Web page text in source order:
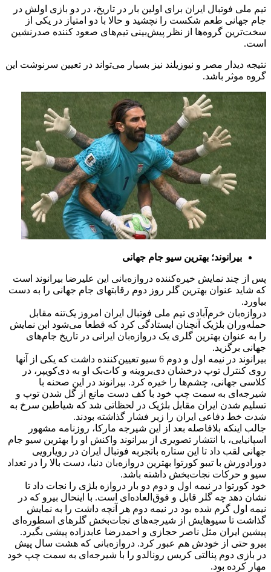
تیم ملی فوتبال ایران برای اولین بار در تاریخ، در دو بازی اولش در
جام جهانی طعم شکست را نچشید و حالا با دو امتیاز در یکی از
سخت‌ترین گروه‌ها از نظر پیش‌بینی تیم‌های صعود کننده صدرنشین
است.
نتیجه دیدار مصر و نیوزیلند نیز بسیار می‌تواند در تعیین سرنوشت این
گروه موثر باشد.
بیرانوند؛ بهترین سیو جام جهانی
پس از چند نمایش خیره‌کننده دروازه‌بانی این علیرضا بیرانوند است
که شاید عنوان بهترین گلر روز دوم رقابتهای جام جهانی را به دست
بیاورد.
دروازه‌بان خرم‌آبادی تیم ملی فوتبال ایران امروز یک‌تنه مقابل
حمله‌وران بلژیک آنچنان ایستادگی کرد که قطعا می‌شود این نمایش
را به عنوان بهترین گلری یک دروازه‌بان ایرانی در تاریخ جام‌های
جهانی برگزید.
بیرانوند در نیمه اول و دوم 6 سیو تعیین‌کننده داشت که یکی از آنها
روی کنترل توپ درخشان دی‌بروینه و کات‌بک او به دی‌کویپر، در
کلاسی جهانی، چشم‌ها را خیره کرد. بیرانوند در این صحنه با
شیرجه‌ای به سمت چپ خود با کف دست مانع از گل شدن توپ و
تسلیم شدن ایران مقابل بلژیک در لحظاتی شد که شیاطین سرخ به
شدت خط دفاعی ایران را زیر فشار گذاشته بودند.
جالب اینکه بلافاصله بعد از این شیرجه مارکا، روزنامه مشهور
اسپانیایی، با انتشار تصویری از بیرانوند واکنش او را بهترین سیو جام
جهانی لقب داد تا این ستاره باتجربه فوتبال ایران در رویارویی
دورادورش با تیبو کورتوا بهترین دروازه‌بان دنیا، دست بالا را در تعداد
سیو و حرکات نجات‌بخش داشته باشد.
خود کورتوا در نیمه اول و دوم دو بار دروازه بلژی را نجات داد تا
نشان دهد چه گلر قابل و فوق‌العاده‌ای است. با اینحال بیرو که در
نیمه اول گرم شده بود در نیمه دوم هر آنچه داشت را به نمایش
گذاشت تا سیوهایش از شیرجه‌های نجات‌بخش گلرهای اسطوره‌ای
پیشین ایران مثل ناصر حجازی و احمدرضا عابدزاده پیشی بگیرد.
بیرو حتی از خودش هم عبور کرد. دروازه‌بانی که هشت سال پیش
در بازی دوم پنالتی کریس رونالدو را با شیرجه‌ای به سمت چپ خود
مهار کرده بود.